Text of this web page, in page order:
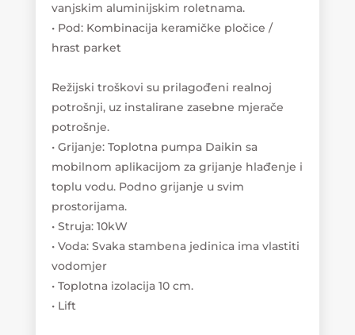
vanjskim aluminijskim roletnama.
• Pod: Kombinacija keramičke pločice /
hrast parket
Režijski troškovi su prilagođeni realnoj
potrošnji, uz instalirane zasebne mjerače
potrošnje.
• Grijanje: Toplotna pumpa Daikin sa
mobilnom aplikacijom za grijanje hlađenje i
toplu vodu. Podno grijanje u svim
prostorijama.
• Struja: 10kW
• Voda: Svaka stambena jedinica ima vlastiti
vodomjer
• Toplotna izolacija 10 cm.
• Lift